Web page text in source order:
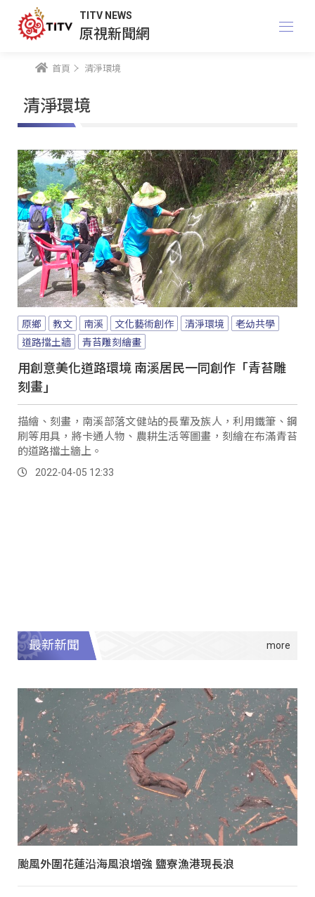
TITV NEWS
原視新聞網
首頁 清淨環境
清淨環境
原鄉 教文 南溪 文化藝術創作 清淨環境
老幼共學
道路擋土牆
青苔雕刻繪畫
用創意美化道路環境 南溪居民一同創作「青苔雕
刻畫」
描繪、刻畫，南溪部落文健站的長輩及族人，利用鐵筆、鋼
刷等用具，將卡通人物、農耕生活等圖畫，刻繪在布滿青苔
的道路擋土牆上。
2022-04-05 12:33
最新新聞
颱風外圍花蓮沿海風浪增強 鹽寮漁港現長浪